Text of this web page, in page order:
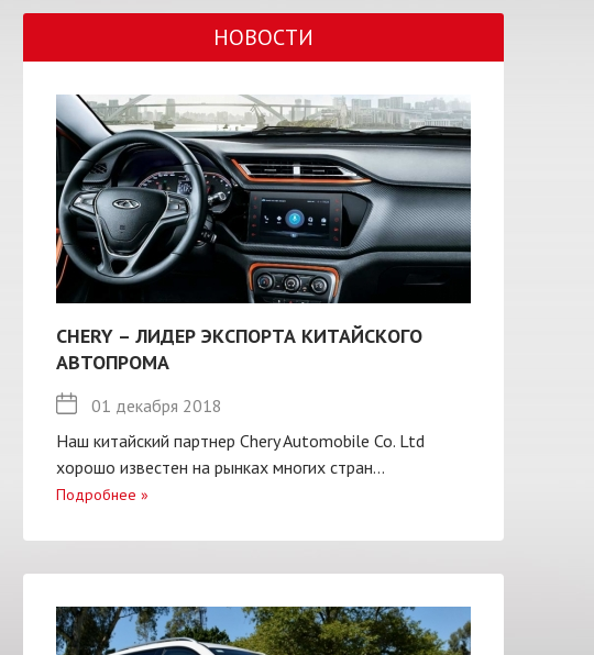
НОВОСТИ
CHERY – ЛИДЕР ЭКСПОРТА КИТАЙСКОГО
АВТОПРОМА
01 декабря 2018
Наш китайский партнер Chery Automobile Co. Ltd
хорошо известен на рынках многих стран...
Подробнее »